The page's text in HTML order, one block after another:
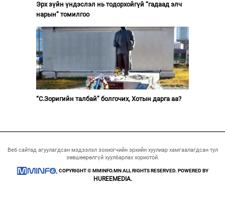
Эрх зүйн үндэслэл нь тодорхойгүй “гадаад элч
нарын” томилгоо
“С.Зоригийн талбай” болгочих, Хотын дарга аа?
Веб сайтад агуулагдсан мэдээлэл зохиогчийн эрхийн хуулиар хамгаалагдсан тул
зөвшөөрөлгүй хуулбарлах хориотой.
COPYRIGHT © MMINFO.MN ALL RIGHTS RESERVED. POWERED BY
HUREEMEDIA.